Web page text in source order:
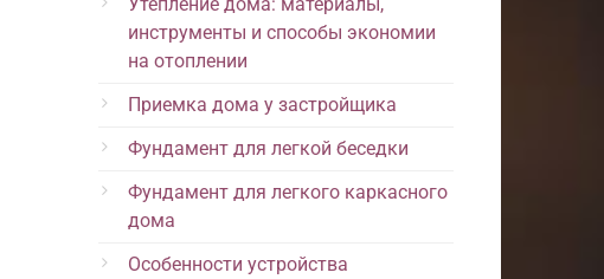
инструменты и способы экономии
на отоплении
Приемка дома у застройщика
Фундамент для легкой беседки
Фундамент для легкого каркасного
дома
Особенности устройства